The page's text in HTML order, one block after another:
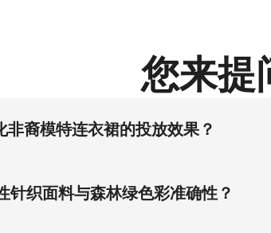
您来提
裔模特连衣裙的投放效果？
点。
针织面料与森林绿色彩准确性？